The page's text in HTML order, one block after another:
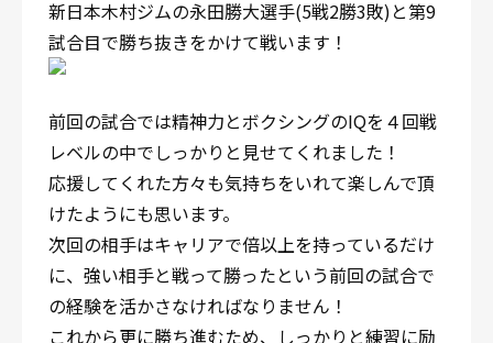
新日本木村ジムの永田勝大選手(5戦2勝3敗)と第9
試合目で勝ち抜きをかけて戦います！
前回の試合では精神力とボクシングのIQを４回戦
レベルの中でしっかりと見せてくれました！
応援してくれた方々も気持ちをいれて楽しんで頂
けたようにも思います。
次回の相手はキャリアで倍以上を持っているだけ
に、強い相手と戦って勝ったという前回の試合で
の経験を活かさなければなりません！
これから更に勝ち進むため、しっかりと練習に励